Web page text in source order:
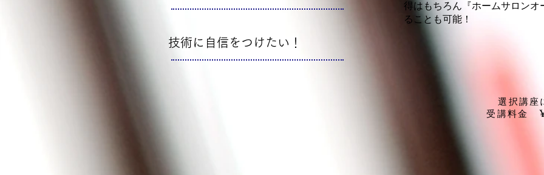
​技術に自信をつけたい！
得はもちろん『ホームサロン
ることも可能！
選択講座
受講料金